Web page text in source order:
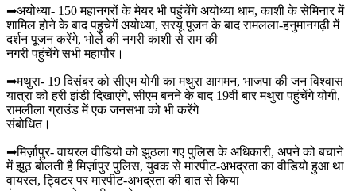
➡अयोध्या- 150 महानगरों के मेयर भी पहुंचेंगे अयोध्या धाम, काशी के सेमिनार में
शामिल होने के बाद पहुचेगें अयोध्या, सरयू पूजन के बाद रामलला-हनुमानगढ़ी में
दर्शन पूजन करेंगे, भोले की नगरी काशी से राम की
नगरी पहुंचेंगे सभी महापौर।
➡मथुरा- 19 दिसंबर को सीएम योगी का मथुरा आगमन, भाजपा की जन विश्वास
यात्रा को हरी झंडी दिखाएंगे, सीएम बनने के बाद 19वीं बार मथुरा पहुंचेंगे योगी,
रामलीला ग्राउंड में एक जनसभा को भी करेंगे
संबोधित।
➡मिर्ज़ापुर- वायरल वीडियो को झुठला गए पुलिस के अधिकारी, अपने को बचाने
में झूठ बोलती है मिर्ज़ापुर पुलिस, युवक से मारपीट-अभद्रता का वीडियो हुआ था
वायरल, ट्विटर पर मारपीट-अभद्रता की बात से किया